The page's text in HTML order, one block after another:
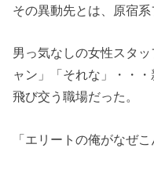
その異動先とは、原宿系
男っ気なしの女性スタ
ャン」「それな」・・
飛び交う職場だった。
「エリートの俺がなぜ